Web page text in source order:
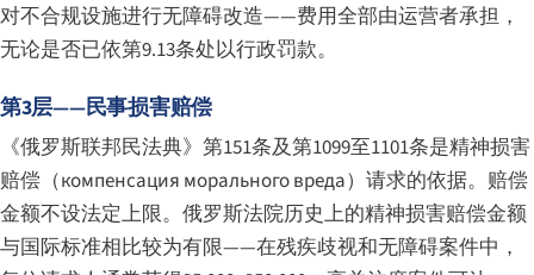
对不合规设施进行无障碍改造——费用全部由运营者承担，
无论是否已依第9.13条处以行政罚款。
第3层——民事损害赔偿
《俄罗斯联邦民法典》第151条及第1099至1101条是精神损害
赔偿（компенсация морального вреда）请求的依据。赔偿
金额不设法定上限。俄罗斯法院历史上的精神损害赔偿金额
与国际标准相比较为有限——在残疾歧视和无障碍案件中，